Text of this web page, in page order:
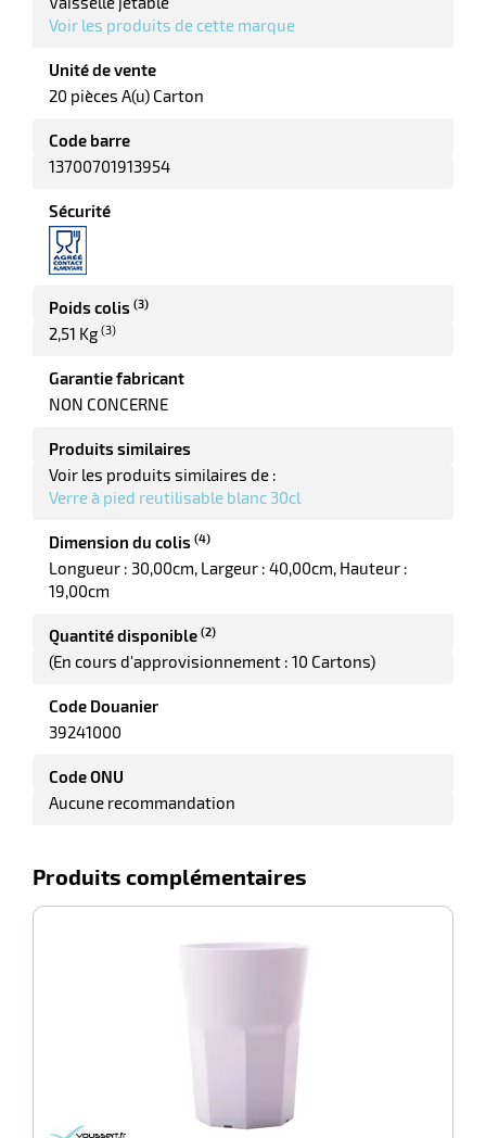
Voir les produits de cette marque
Unité de vente
20 pièces A(u) Carton
Code barre
13700701913954
Sécurité
Poids colis (3)
2,51 Kg (3)
Garantie fabricant
NON CONCERNE
Produits similaires
Voir les produits similaires de :
Verre à pied reutilisable blanc 30cl
Dimension du colis (4)
Longueur : 30,00cm Largeur : 40,00cm Hauteur :
19,00cm
Quantité disponible (2)
(En cours d'approvisionnement : 10 Cartons)
Code Douanier
39241000
Code ONU
Aucune recommandation
Produits complémentaires